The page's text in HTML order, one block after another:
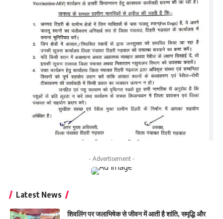
- Advertisement -
Latest News
शिवलिंग पर जलाभिषेक से जीवन में आती है शांति, समृद्धि और